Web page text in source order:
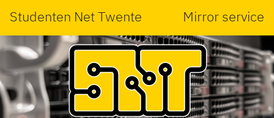
Studenten Net Twente Mirror service